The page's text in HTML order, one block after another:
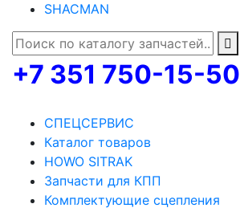
SHACMAN
+7 351 750-15-50
СПЕЦСЕРВИС
Каталог товаров
HOWO SITRAK
Запчасти для КПП
Комплектующие сцепления